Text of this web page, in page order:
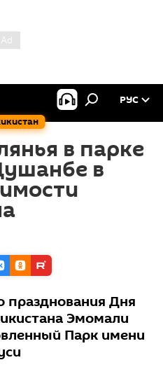
РУС
в парке
в
празднования Дня
Эмомали
Парк имени